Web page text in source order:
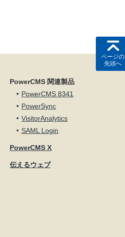
ページの
先頭へ
PowerCMS 関連製品
PowerCMS 8341
PowerSync
VisitorAnalytics
SAML Login
PowerCMS X
伝えるウェブ